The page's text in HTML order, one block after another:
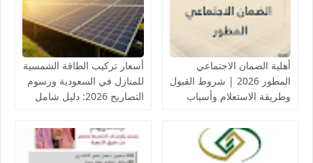
أهلية الضمان الاجتماعي
المطور 2026 | شروط القبول
وطريقة الاستعلام وأسباب
أسعار تركيب الطاقة الشمسية
للمنازل في السعودية ورسوم
التصاريح 2026: دليل شامل